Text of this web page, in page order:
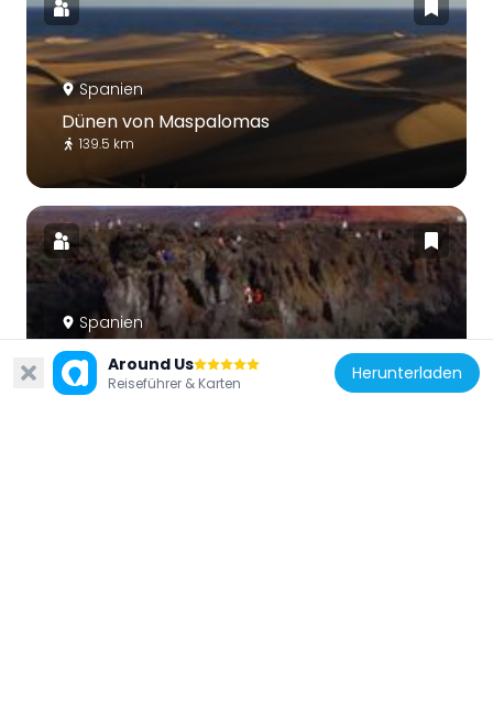
Spanien
Dünen von Maspalomas
139.5 km
Spanien
Los Hervideros
84.7 km
Around Us
Reiseführer & Karten Herunterladen